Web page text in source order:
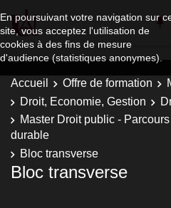
En poursuivant votre navigation sur
site, vous acceptez l'utilisation de
cookies à des fins de mesure
d'audience (statistiques anonymes).
Accueil Offre de formation
Droit, Economie, Gestion
Master Droit public -
durable
Bloc transverse
Bloc transverse